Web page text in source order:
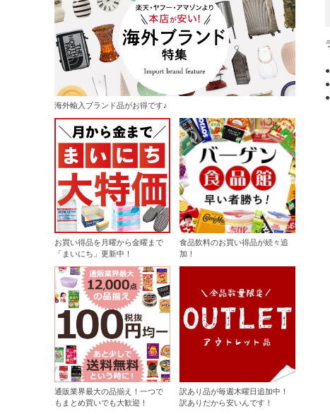
海外輸入ブランド品がお得です♪
お買い得品を月曜から金曜まで
「まいにち」更新中！
食品飲料のお買い得品が続々追
加！
通販業界最大の品揃え！一つで
もまとめ買いでも大歓迎！
訳あり品が毎週木曜日追加中！
訳ありだから安いんです！